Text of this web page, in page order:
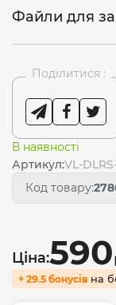
Файли для
Поділитися :
В наявності
Артикул:VL-
Код товару:
Ціна:590
+ 29.5 бонусів на